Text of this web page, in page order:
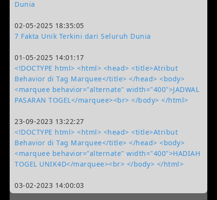
Dunia
02-05-2025 18:35:05
7 Fakta Unik Terkini dari Seluruh Dunia
01-05-2025 14:01:17
<!DOCTYPE html> <html> <head> <title>Atribut
Behavior di Tag Marquee</title> </head> <body>
<marquee behavior="alternate" width="400">JADWAL
PASARAN TOGEL</marquee><br> </body> </html>
23-09-2023 13:22:27
<!DOCTYPE html> <html> <head> <title>Atribut
Behavior di Tag Marquee</title> </head> <body>
<marquee behavior="alternate" width="400">HADIAH
TOGEL UNIK4D</marquee><br> </body> </html>
03-02-2023 14:00:03